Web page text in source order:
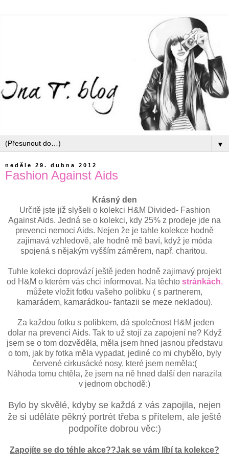
▼
neděle 29. dubna 2012
Fashion Against Aids
Krásný den
Určitě jste již slyšeli o kolekci H&M Divided- Fashion
Against Aids. Jedná se o kolekci, kdy 25% z prodeje jde na
prevenci nemoci Aids. Nejen že je tahle kolekce hodně
zajimavá vzhledově, ale hodně mě baví, když je móda
spojená s nějakým vyšším záměrem, např. charitou.
Tuhle kolekci doprovází ještě jeden hodně zajimavý projekt
od H&M o kterém vás chci informovat. Na těchto stránkách,
můžete vložit fotku vašeho polibku ( s partnerem,
kamarádem, kamarádkou- fantazii se meze nekladou).
Za každou fotku s polibkem, dá společnost H&M jeden
dolar na prevenci Aids. Tak to už stojí za zapojení ne? Když
jsem se o tom dozvěděla, měla jsem hned jasnou představu
o tom, jak by fotka měla vypadat, jediné co mi chybělo, byly
červené cirkusácké nosy, které jsem neměla:(
Náhoda tomu chtěla, že jsem na ně hned další den narazila
v jednom obchodě:)
Bylo by skvělé, kdyby se každá z vás zapojila, nejen
že si uděláte pěkný portrét třeba s přítelem, ale ještě
podpoříte dobrou věc:)
Zapojíte se do téhle akce??Jak se vám líbí ta kolekce?